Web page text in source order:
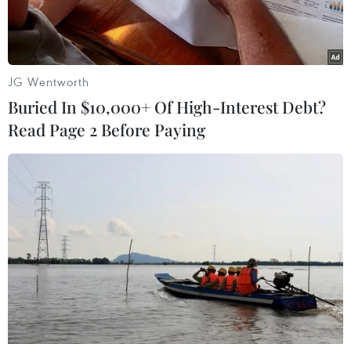
Rocket được phóng từ Iran xuống căn cứ quân sự Mỹ ở Ein-al
Asad, Iraq. (Nguồn: AFP/TTXVN)
Reuters dẫn nguồn quân đội Mỹ ngày 16/1
thông báo 11 binh sỹ nước này đã được điều trị
về các triệu chứng chấn động, sau vụ Iran tấn
công tên lửa vào một căn cứ Mỹ ở Iraq.
JG Wentworth
Buried In $10,000+ Of High-Interest Debt?
Read Page 2 Before Paying